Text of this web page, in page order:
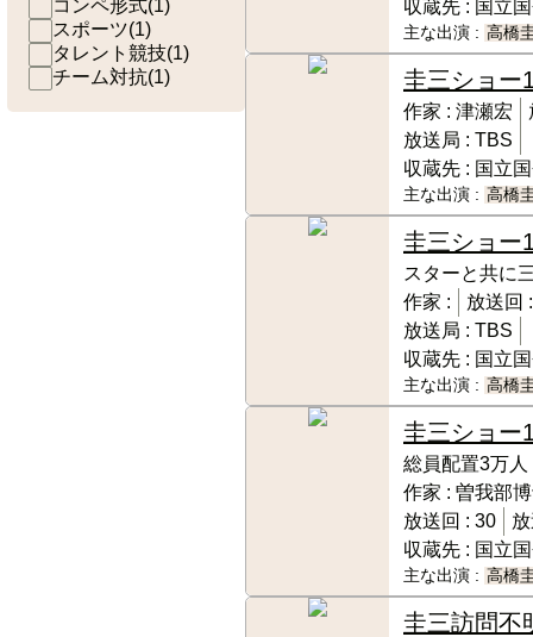
コンペ形式(1)
スポーツ(1)
タレント競技(1)
チーム対抗(1)
収蔵先 : 国立
主な出演 : 高橋
圭三ショー
作家 : 津瀬宏
放送局 : TBS
収蔵先 : 国立
主な出演 : 高橋
圭三ショー
スターと共に
作家 :
放送回
放送局 : TBS
収蔵先 : 国立
主な出演 : 高橋
圭三ショー
総員配置3万人
作家 : 曽我部
放送回 : 30
収蔵先 : 国立
主な出演 : 高橋
圭三訪問不